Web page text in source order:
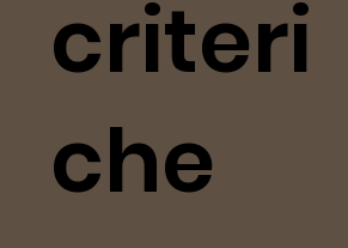
criteri
che